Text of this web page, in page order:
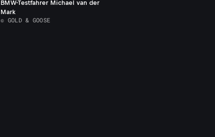
BMW-Testfahrer Michael van der
Mark
© GOLD & GOOSE